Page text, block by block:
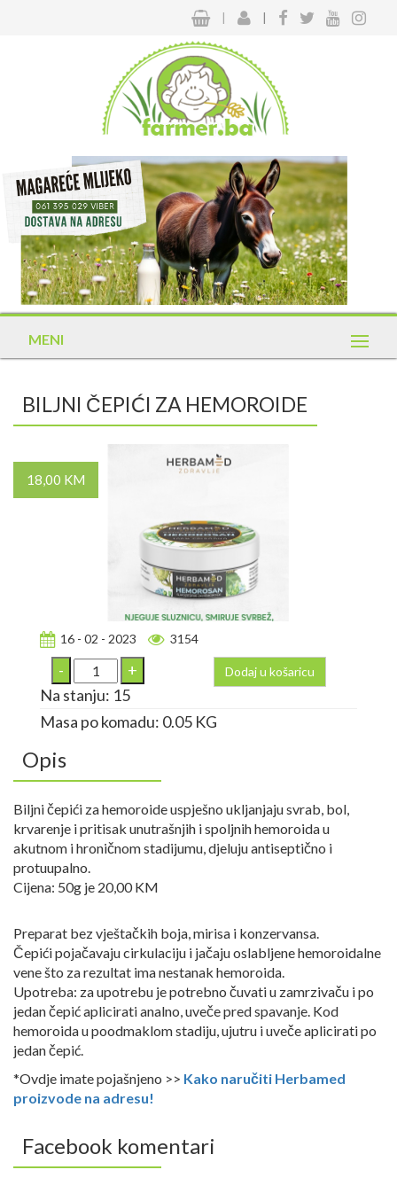
| |
MENI
BILJNI ČEPIĆI ZA HEMOROIDE
18,00 KM
16 - 02 - 2023 3154
Dodaj u košaricu
Na stanju: 15
Masa po komadu: 0.05 KG
Opis
Biljni čepići za hemoroide uspješno ukljanjaju svrab, bol,
krvarenje i pritisak unutrašnjih i spoljnih hemoroida u
akutnom i hroničnom stadijumu, djeluju antiseptično i
protuupalno.
Cijena: 50g je 20,00 KM
Preparat bez vještačkih boja, mirisa i konzervansa.
Čepići pojačavaju cirkulaciju i jačaju oslabljene hemoroidalne
vene što za rezultat ima nestanak hemoroida.
Upotreba: za upotrebu je potrebno čuvati u zamrzivaču i po
jedan čepić aplicirati analno, uveče pred spavanje. Kod
hemoroida u poodmaklom stadiju, ujutru i uveče aplicirati po
jedan čepić.
*Ovdje imate pojašnjeno >> Kako naručiti Herbamed
proizvode na adresu!
Facebook komentari